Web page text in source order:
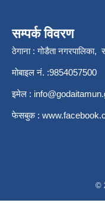
सम्पर्क विवरण
ठेगाना : गोडैता नगरपालिका,
मोबाइल नं. :9854057500
इमेल :
फेसबुक :
©